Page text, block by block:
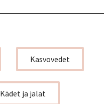
Kasvovedet
Kädet ja jalat